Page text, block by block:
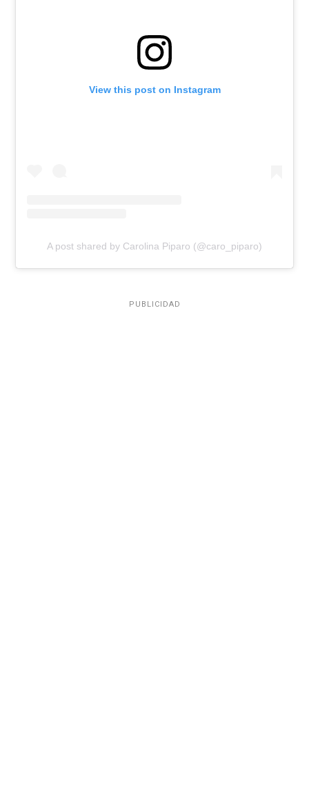
View this post on Instagram
A post shared by Carolina Piparo (@caro_piparo)
PUBLICIDAD